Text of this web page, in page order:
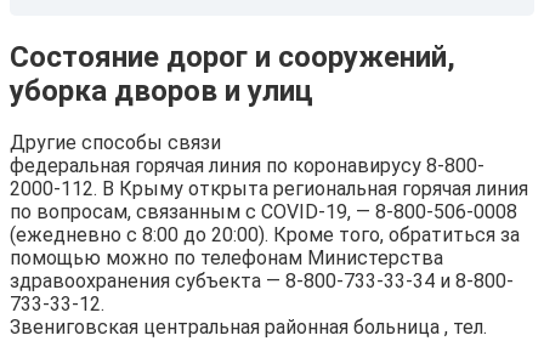
Состояние дорог и сооружений,
уборка дворов и улиц
Другие способы связи
федеральная горячая линия по коронавирусу 8-800-
2000-112. В Крыму открыта региональная горячая линия
по вопросам, связанным с COVID-19, — 8-800-506-0008
(ежедневно с 8:00 до 20:00). Кроме того, обратиться за
помощью можно по телефонам Министерства
здравоохранения субъекта — 8-800-733-33-34 и 8-800-
733-33-12.
Звениговская центральная районная больница , тел.